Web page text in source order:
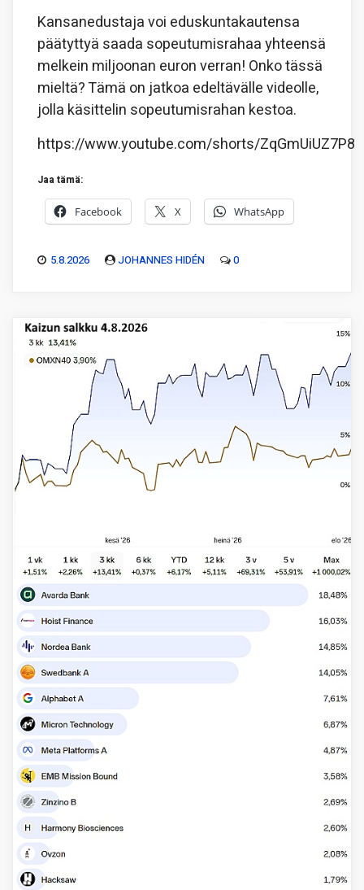
Kansanedustaja voi eduskuntakautensa
päätyttyä saada sopeutumisrahaa yhteensä
melkein miljoonan euron verran! Onko tässä
mieltä? Tämä on jatkoa edeltävälle videolle,
jolla käsittelin sopeutumisrahan kestoa.
https://www.youtube.com/shorts/ZqGmUiUZ7P8
Jaa tämä:
Facebook X WhatsApp
5.8.2026 JOHANNES HIDÉN 0